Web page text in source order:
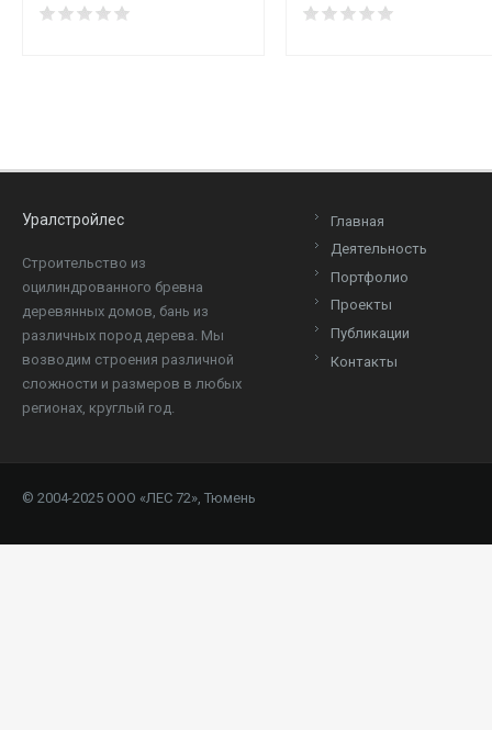
Уралстройлес
Cтроительство из
оцилиндрованного бревна
деревянных домов, бань из
различных пород дерева. Мы
возводим строения различной
сложности и размеров в любых
регионах, круглый год.
Главная
Деятельность
Портфолио
Проекты
Публикации
Контакты
© 2004-2025 ООО «ЛЕС 72», Тюмень